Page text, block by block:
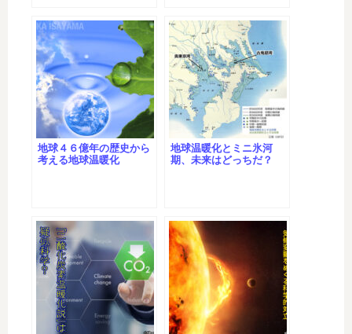
地球４６億年の歴史から
考える地球温暖化
地球温暖化とミニ氷河
期、未来はどっちだ？